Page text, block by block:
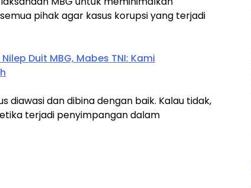
pihak agar kasus korupsi yang terjadi
Duit MBG, Mabes TNI: Kami
diawasi dan dibina dengan baik. Kalau tidak,
terjadi penyimpangan dalam